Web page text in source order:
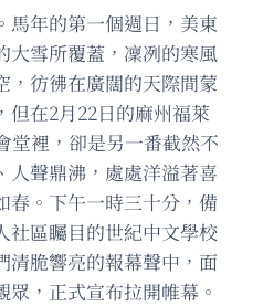
馬年的第一個週日，美東
大雪所覆蓋，凜冽的寒風
，彷彿在廣闊的天際間蒙
但在2月22日的麻州福萊
堂裡，卻是另一番截然不
人聲鼎沸，處處洋溢著喜
春。下午一時三十分，備
社區矚目的世紀中文學校
清脆響亮的報幕聲中，面
，正式宣布拉開帷幕。